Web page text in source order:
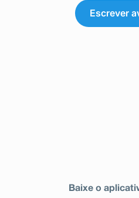
Escrever
Baixe o